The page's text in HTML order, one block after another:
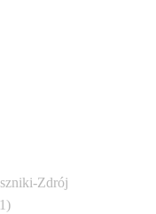
Zdrój